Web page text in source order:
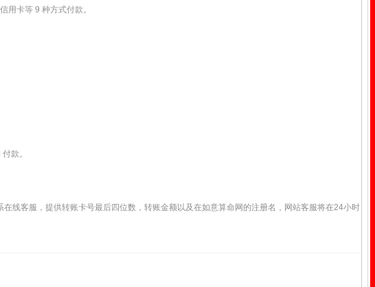
用卡等 9 种方式付款。
款。
线客服，提供转账卡号最后四位数，转账金额以及在如意算命网的注册名，网站客服将在24小时